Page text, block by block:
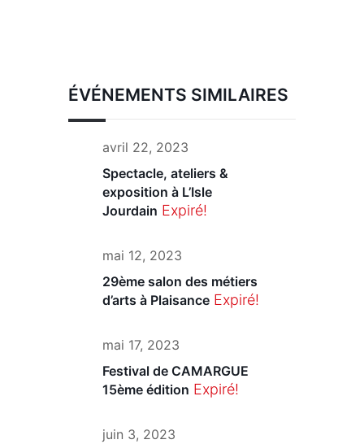
ÉVÉNEMENTS SIMILAIRES
avril 22, 2023
Spectacle, ateliers &
exposition à L’Isle
Jourdain Expiré!
mai 12, 2023
29ème salon des métiers
d’arts à Plaisance Expiré!
mai 17, 2023
Festival de CAMARGUE
15ème édition Expiré!
juin 3, 2023